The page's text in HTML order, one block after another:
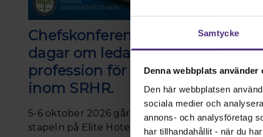
Samtycke
Denna webbplats använder
Den här webbplatsen
sociala medier och
annons- och analysföretag
har tillhandahållit - när du
Chefskonferensen är här – två
dagar om ledarskap och
profession för dig som leder
inom SRHR.
5-6 oktober 2026 går årets chefskonferens av
stapeln på Elite Hotel Marina Tower. Svenska